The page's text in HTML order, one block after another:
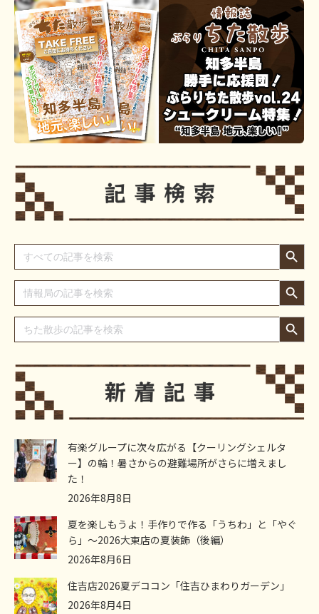
Search
for:
Search Button
Search
for:
Search Button
Search
for:
Search Button
有楽グループに次々広がる【クーリングシェルタ
ー】の輪！暑さからの避難場所がさらに増えまし
た！
2026年8月8日
夏を楽しもうよ！手作りで作る「うちわ」と「やぐ
ら」～2026大東店の夏装飾（後編）
2026年8月6日
住吉店2026夏デココン「住吉ひまわりガーデン」
2026年8月4日